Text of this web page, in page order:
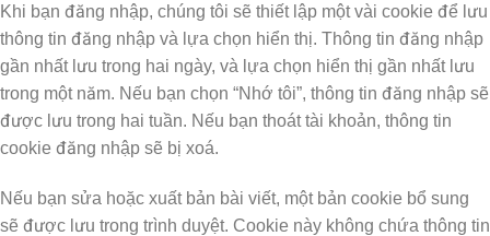
Khi bạn đăng nhập, chúng tôi sẽ thiết lập một vài cookie để lưu
thông tin đăng nhập và lựa chọn hiển thị. Thông tin đăng nhập
gần nhất lưu trong hai ngày, và lựa chọn hiển thị gần nhất lưu
trong một năm. Nếu bạn chọn “Nhớ tôi”, thông tin đăng nhập sẽ
được lưu trong hai tuần. Nếu bạn thoát tài khoản, thông tin
cookie đăng nhập sẽ bị xoá.
Nếu bạn sửa hoặc xuất bản bài viết, một bản cookie bổ sung
sẽ được lưu trong trình duyệt. Cookie này không chứa thông tin